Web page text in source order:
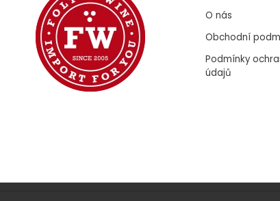
O nás
Obchodní
Podmínky
údajů